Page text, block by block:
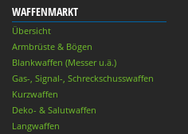
WAFFENMARKT
Übersicht
Armbrüste & Bögen
Blankwaffen (Messer u.ä.)
Gas-, Signal-, Schreckschusswaffen
Kurzwaffen
Deko- & Salutwaffen
Langwaffen